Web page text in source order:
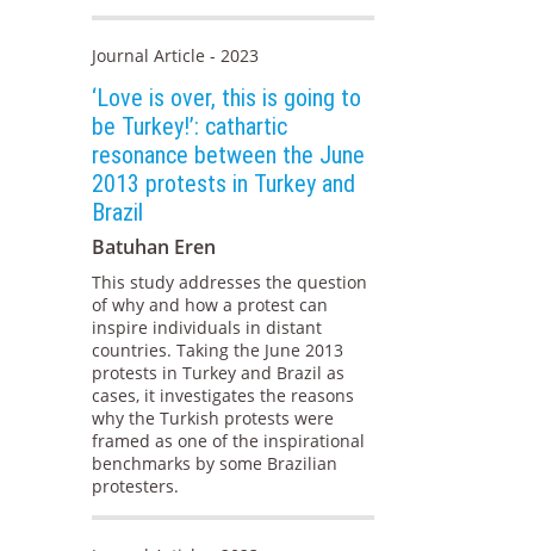
Journal Article - 2023
‘Love is over, this is going to
be Turkey!’: cathartic
resonance between the June
2013 protests in Turkey and
Brazil
Batuhan Eren
This study addresses the question
of why and how a protest can
inspire individuals in distant
countries. Taking the June 2013
protests in Turkey and Brazil as
cases, it investigates the reasons
why the Turkish protests were
framed as one of the inspirational
benchmarks by some Brazilian
protesters.